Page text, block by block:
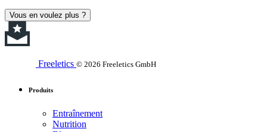
Vous en voulez plus ?
Freeletics © 2026 Freeletics GmbH
Produits
Entraînement
Nutrition